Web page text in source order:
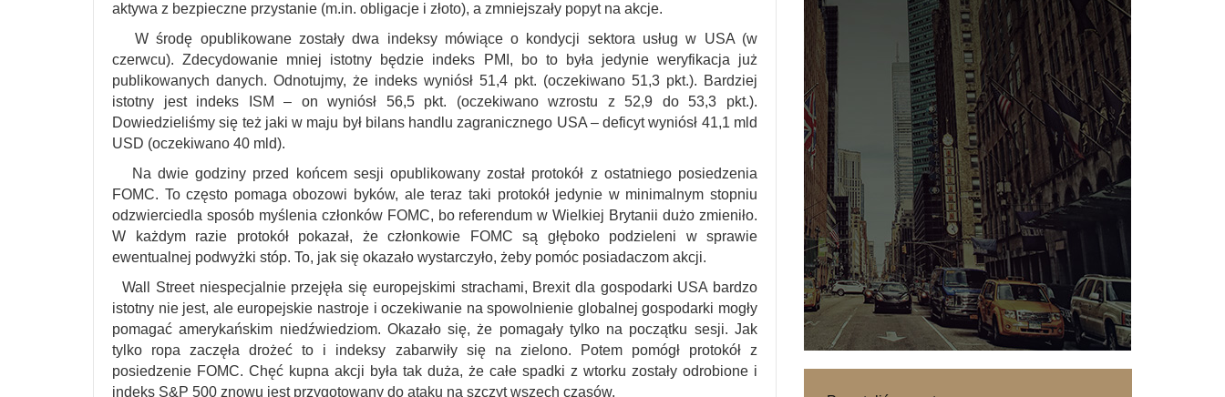
aktywa z bezpieczne przystanie (m.in. obligacje i złoto), a zmniejszały popyt na akcje.
W środę opublikowane zostały dwa indeksy mówiące o kondycji sektora usług w USA (w
czerwcu). Zdecydowanie mniej istotny będzie indeks PMI, bo to była jedynie weryfikacja już
publikowanych danych. Odnotujmy, że indeks wyniósł 51,4 pkt. (oczekiwano 51,3 pkt.). Bardziej
istotny jest indeks ISM – on wyniósł 56,5 pkt. (oczekiwano wzrostu z 52,9 do 53,3 pkt.).
Dowiedzieliśmy się też jaki w maju był bilans handlu zagranicznego USA – deficyt wyniósł 41,1 mld
USD (oczekiwano 40 mld).
Na dwie godziny przed końcem sesji opublikowany został protokół z ostatniego posiedzenia
FOMC. To często pomaga obozowi byków, ale teraz taki protokół jedynie w minimalnym stopniu
odzwierciedla sposób myślenia członków FOMC, bo referendum w Wielkiej Brytanii dużo zmieniło.
W każdym razie protokół pokazał, że członkowie FOMC są głęboko podzieleni w sprawie
ewentualnej podwyżki stóp. To, jak się okazało wystarczyło, żeby pomóc posiadaczom akcji.
Wall Street niespecjalnie przejęła się europejskimi strachami, Brexit dla gospodarki USA bardzo
istotny nie jest, ale europejskie nastroje i oczekiwanie na spowolnienie globalnej gospodarki mogły
pomagać amerykańskim niedźwiedziom. Okazało się, że pomagały tylko na początku sesji. Jak
tylko ropa zaczęła drożeć to i indeksy zabarwiły się na zielono. Potem pomógł protokół z
posiedzenie FOMC. Chęć kupna akcji była tak duża, że całe spadki z wtorku zostały odrobione i
indeks S&P 500 znowu jest przygotowany do ataku na szczyt wszech czasów.